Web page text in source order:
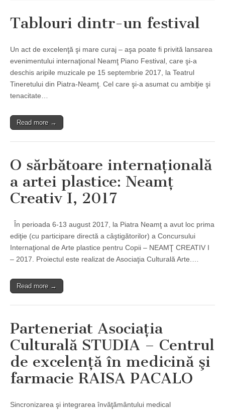
Tablouri dintr-un festival
Un act de excelenţă şi mare curaj – aşa poate fi privită lansarea
evenimentului internaţional Neamţ Piano Festival, care şi-a
deschis aripile muzicale pe 15 septembrie 2017, la Teatrul
Tineretului din Piatra-Neamţ. Cel care şi-a asumat cu ambiţie şi
tenacitate…
Read more →
O sărbătoare internaţională
a artei plastice: Neamţ
Creativ I, 2017
În perioada 6-13 august 2017, la Piatra Neamţ a avut loc prima
ediţie (cu participare directă a câştigătorilor) a Concursului
Internaţional de Arte plastice pentru Copii – NEAMŢ CREATIV I
– 2017. Proiectul este realizat de Asociaţia Culturală Arte.…
Read more →
Parteneriat Asociaţia
Culturală STUDIA – Centrul
de excelenţă în medicină şi
farmacie RAISA PACALO
Sincronizarea şi integrarea învăţământului medical